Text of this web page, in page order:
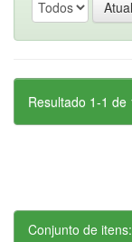
Resultado 1-1 de
Conjunto de itens: